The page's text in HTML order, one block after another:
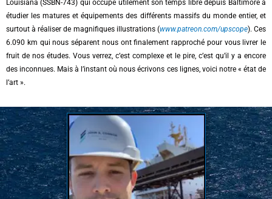
Louisiana (SSBN-743) qui occupe utilement son temps libre depuis Baltimore à
étudier les matures et équipements des différents massifs du monde entier, et
surtout à réaliser de magnifiques illustrations (www.patreon.com/upscope). Ces
6.090 km qui nous séparent nous ont finalement rapproché pour vous livrer le
fruit de nos études. Vous verrez, c’est complexe et le pire, c’est qu’il y a encore
des inconnues. Mais à l’instant où nous écrivons ces lignes, voici notre « état de
l’art ».